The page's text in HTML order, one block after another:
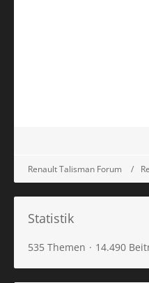
Renault Talisman Forum
Statistik
535 Themen 14.490